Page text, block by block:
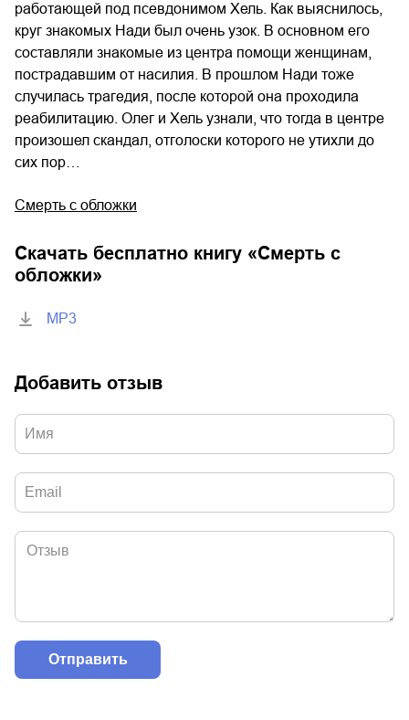
работающей под псевдонимом Хель. Как выяснилось,
круг знакомых Нади был очень узок. В основном его
составляли знакомые из центра помощи женщинам,
пострадавшим от насилия. В прошлом Нади тоже
случилась трагедия, после которой она проходила
реабилитацию. Олег и Хель узнали, что тогда в центре
произошел скандал, отголоски которого не утихли до
сих пор…
Смерть с обложки
Скачать бесплатно книгу «Смерть с
обложки»
MP3
Добавить отзыв